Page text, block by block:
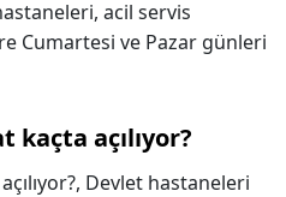
acil servis
Cumartesi ve Pazar günleri
kaçta açılıyor?
Devlet hastaneleri